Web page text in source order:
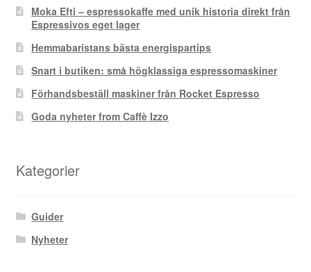
Moka Efti – espressokaffe med unik historia direkt från
Espressivos eget lager
Hemmabaristans bästa energispartips
Snart i butiken: små högklassiga espressomaskiner
Förhandsbeställ maskiner från Rocket Espresso
Goda nyheter from Caffè Izzo
Kategorier
Guider
Nyheter